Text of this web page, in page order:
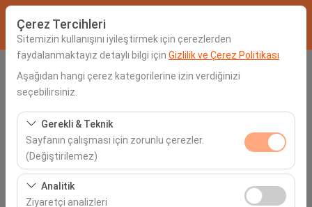
Çerez Tercihleri
Sitemizin kullanışını iyileştirmek için çerezlerden
faydalanmaktayız detaylı bilgi için Gizlilik ve Çerez Politikası
Aşağıdan hangi çerez kategorilerine izin verdiğinizi
seçebilirsiniz.
Gerekli & Teknik
Sayfanın çalışması için zorunlu çerezler.
(Değiştirilemez)
Bu çerezler sitenin doğru şekilde çalışması, güvenlik,
oturum yönetimi ve temel işlevler için gereklidir. Devre
Analitik
Ziyaretçi analizleri
Alış Lokasyonu
Aracı farklı bir lokasyona bırakacağım
Alış Tarih & Saat